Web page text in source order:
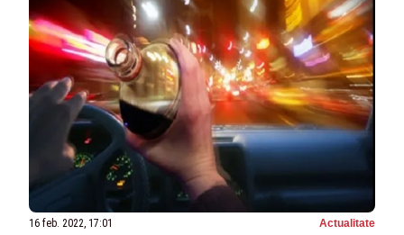
16 feb. 2022, 17:01 Actualitate